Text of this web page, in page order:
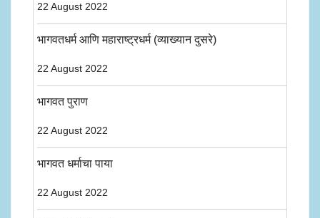
22 August 2022
भागवतधर्म आणि महाराष्ट्रधर्म (व्याख्यान दुसरे)
22 August 2022
भागवत पुराण
22 August 2022
भागवत धर्माचा पाया
22 August 2022